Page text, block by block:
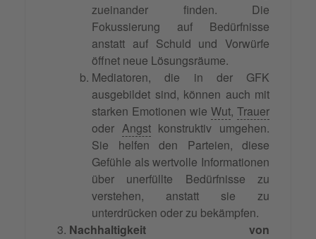
zueinander finden. Die
Fokussierung auf Bedürfnisse
anstatt auf Schuld und Vorwürfe
öffnet neue Lösungsräume.
Mediatoren, die in der GFK
ausgebildet sind, können auch mit
starken Emotionen wie Wut, Trauer
oder Angstkonstruktiv umgehen.
Sie helfen den Parteien, diese
Gefühle als wertvolle Informationen
über unerfüllte Bedürfnisse zu
verstehen, anstatt sie zu
unterdrücken oder zu bekämpfen.
Nachhaltigkeit von